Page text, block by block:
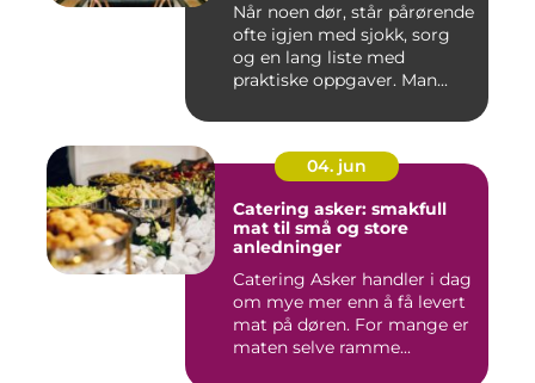
Når noen dør, står pårørende
ofte igjen med sjokk, sorg
og en lang liste med
praktiske oppgaver. Man...
04. jun
Catering asker: smakfull
mat til små og store
anledninger
Catering Asker handler i dag
om mye mer enn å få levert
mat på døren. For mange er
maten selve ramme...